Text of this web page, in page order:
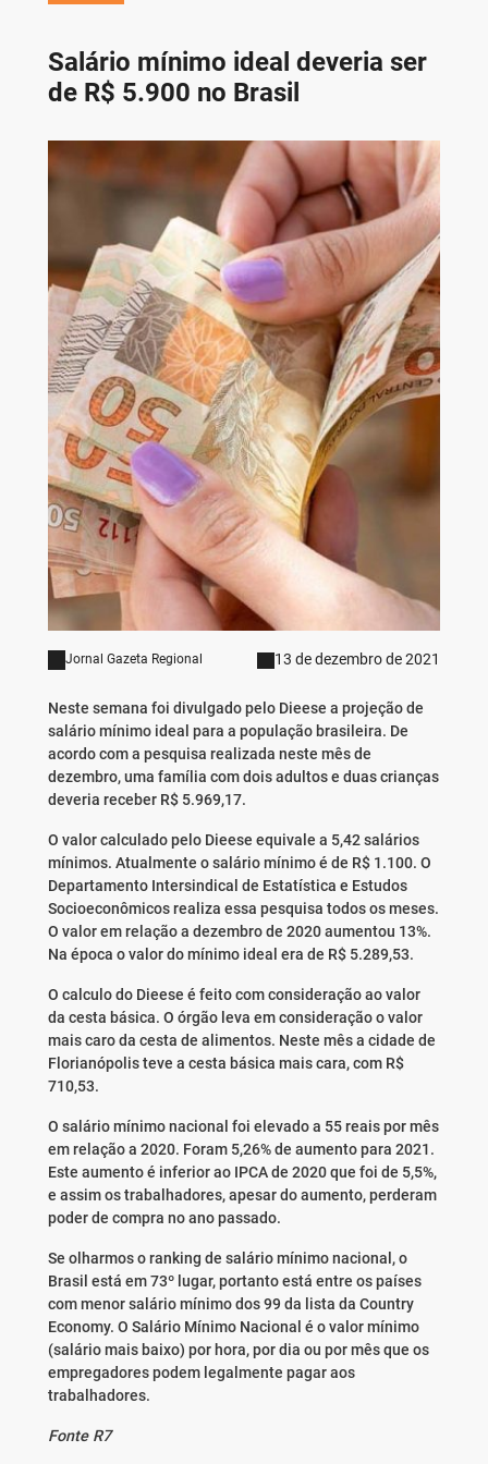
Salário mínimo ideal deveria ser
de R$ 5.900 no Brasil
Jornal Gazeta Regional 13 de dezembro de 2021
Neste semana foi divulgado pelo Dieese a projeção de
salário mínimo ideal para a população brasileira. De
acordo com a pesquisa realizada neste mês de
dezembro, uma família com dois adultos e duas crianças
deveria receber R$ 5.969,17.
O valor calculado pelo Dieese equivale a 5,42 salários
mínimos. Atualmente o salário mínimo é de R$ 1.100. O
Departamento Intersindical de Estatística e Estudos
Socioeconômicos realiza essa pesquisa todos os meses.
O valor em relação a dezembro de 2020 aumentou 13%.
Na época o valor do mínimo ideal era de R$ 5.289,53.
O calculo do Dieese é feito com consideração ao valor
da cesta básica. O órgão leva em consideração o valor
mais caro da cesta de alimentos. Neste mês a cidade de
Florianópolis teve a cesta básica mais cara, com R$
710,53.
O salário mínimo nacional foi elevado a 55 reais por mês
em relação a 2020. Foram 5,26% de aumento para 2021.
Este aumento é inferior ao IPCA de 2020 que foi de 5,5%,
e assim os trabalhadores, apesar do aumento, perderam
poder de compra no ano passado.
Se olharmos o ranking de salário mínimo nacional, o
Brasil está em 73º lugar, portanto está entre os países
com menor salário mínimo dos 99 da lista da Country
Economy. O Salário Mínimo Nacional é o valor mínimo
(salário mais baixo) por hora, por dia ou por mês que os
empregadores podem legalmente pagar aos
trabalhadores.
Fonte R7